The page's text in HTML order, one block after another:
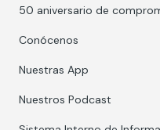
50 aniversario de
Conócenos
Nuestras App
Nuestros Podcast